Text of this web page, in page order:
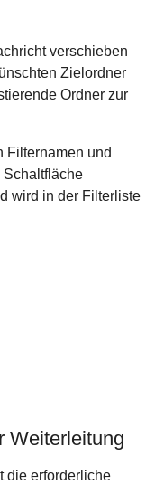
verschieben
Zielordner
Ordner zur
Filternamen und
wird in der Filterliste
Weiterleitung
die erforderliche